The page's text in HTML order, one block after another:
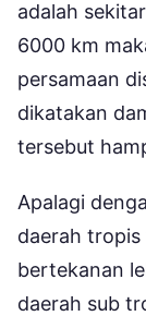
adalah
6000 km
persamaan
dikatakan
tersebut
Apalagi
daerah
bertekanan
daerah sub